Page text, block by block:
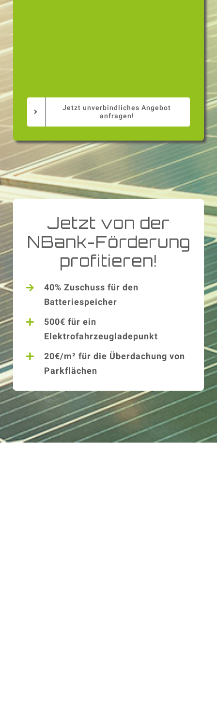
Jetzt unverbindliches Angebot
anfragen!
Jetzt von der
NBank-Förderung
profitieren!
40% Zuschuss für den
Batteriespeicher
500€ für ein
Elektrofahrzeugladepunkt
20€/m² für die Überdachung von
Parkflächen